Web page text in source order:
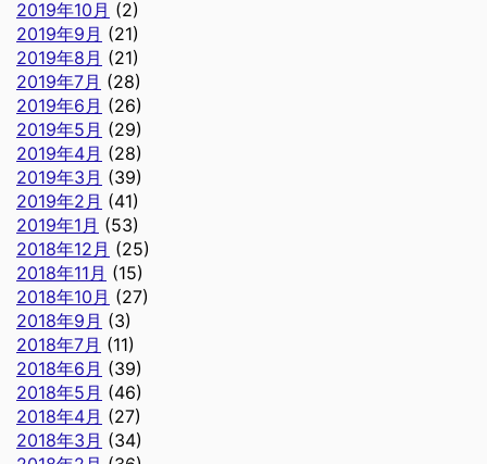
2019年10月 (2)
2019年9月 (21)
2019年8月 (21)
2019年7月 (28)
2019年6月 (26)
2019年5月 (29)
2019年4月 (28)
2019年3月 (39)
2019年2月 (41)
2019年1月 (53)
2018年12月 (25)
2018年11月 (15)
2018年10月 (27)
2018年9月 (3)
2018年7月 (11)
2018年6月 (39)
2018年5月 (46)
2018年4月 (27)
2018年3月 (34)